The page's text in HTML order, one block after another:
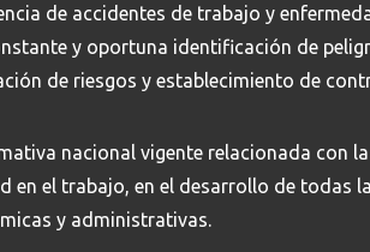
de accidentes de trabajo y
y oportuna identificación de
de riesgos y establecimiento de
nacional vigente relacionada con la
en el trabajo, en el desarrollo de todas
y administrativas.